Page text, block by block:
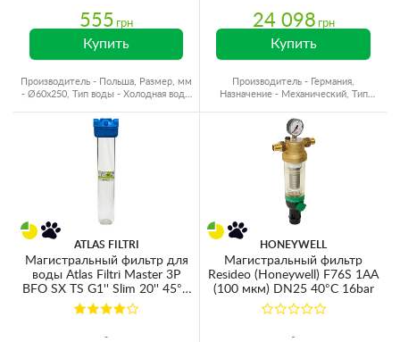
555 грн
Купить
Производитель - Польша, Размер, мм
- Ø60x250, Тип воды - Холодная вода,
24 098 грн
Купить
Производитель - Германия,
Назначение - Механический, Тип
ATLAS FILTRI
Магистральный фильтр для
воды Atlas Filtri Master 3P
BFO SX TS G1'' Slim 20'' 45°C
8bar (без картриджа)
HONEYWELL
Магистральный фильтр
Resideo (Honeywell) F76S 1AA
(100 мкм) DN25 40°C 16bar